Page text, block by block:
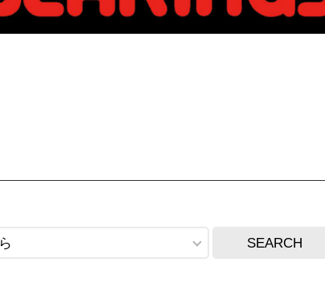
PROTECTOR
プロテクター
HELMET
ヘルメット